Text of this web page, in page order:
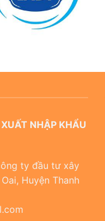
NHẬP KHẨU
ty đầu tư xây
Huyện Thanh